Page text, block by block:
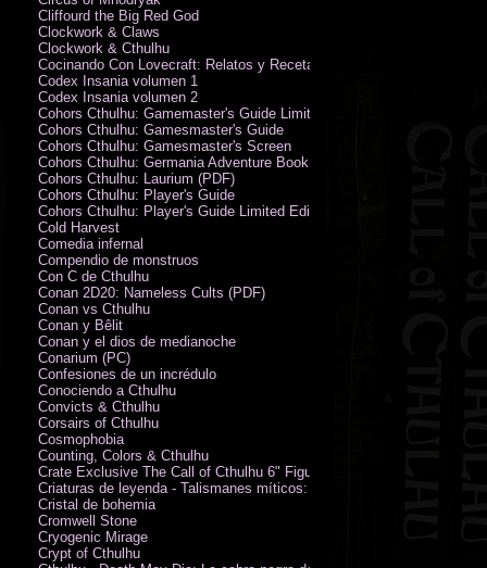
Cliffourd the Big Red God
Clockwork & Claws
Clockwork & Cthulhu
Cocinando Con Lovecraft: Relatos y Recetas de Humor Sobrenatural
Codex Insania volumen 1
Codex Insania volumen 2
Cohors Cthulhu: Gamemaster's Guide Limited Edition
Cohors Cthulhu: Gamesmaster's Guide
Cohors Cthulhu: Gamesmaster's Screen
Cohors Cthulhu: Germania Adventure Book
Cohors Cthulhu: Laurium (PDF)
Cohors Cthulhu: Player's Guide
Cohors Cthulhu: Player's Guide Limited Edition
Cold Harvest
Comedia infernal
Compendio de monstruos
Con C de Cthulhu
Conan 2D20: Nameless Cults (PDF)
Conan vs Cthulhu
Conan y Bêlit
Conan y el dios de medianoche
Conarium (PC)
Confesiones de un incrédulo
Conociendo a Cthulhu
Convicts & Cthulhu
Corsairs of Cthulhu
Cosmophobia
Counting, Colors & Cthulhu
Crate Exclusive The Call of Cthulhu 6" Figure von Austin James
Criaturas de leyenda - Talismanes míticos: Símbolo arcano
Cristal de bohemia
Cromwell Stone
Cryogenic Mirage
Crypt of Cthulhu